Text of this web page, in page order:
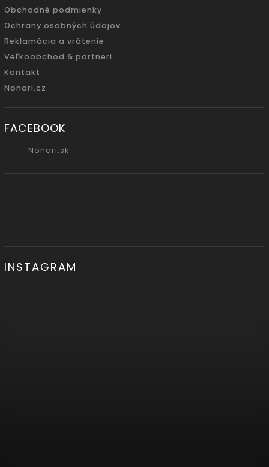
Obchodné podmienky
Ochrany osobných údajov
Reklamácia a vrátenie
Veľkoobchod & partneri
Kontakt
Nonari.cz
FACEBOOK
Nonari.sk
INSTAGRAM